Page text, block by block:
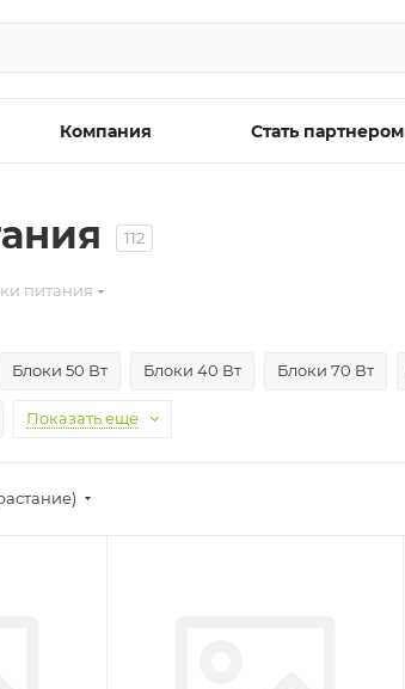
Компания Стать партнером
112
питания
Блоки 50 Вт Блоки 40 Вт Блоки 70 Вт
Показать еще